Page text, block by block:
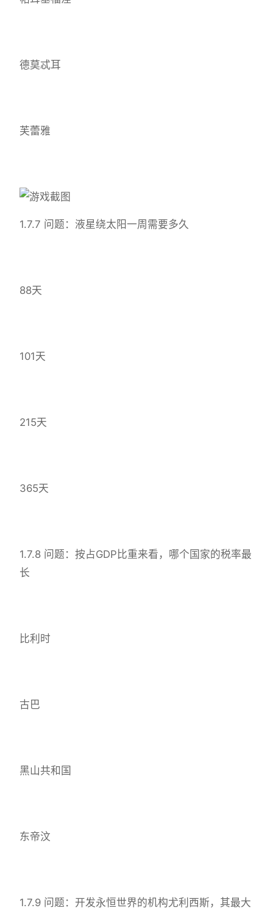
德莫忒耳
芙蕾雅
1.7.7 问题：液星绕太阳一周需要多久
88天
101天
215天
365天
1.7.8 问题：按占GDP比重来看，哪个国家的税率最
长
比利时
古巴
黑山共和国
东帝汶
1.7.9 问题：开发永恒世界的机构尤利西斯，其最大